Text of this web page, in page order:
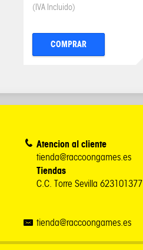
(IVA Incluido)
COMPRAR
Atencion al cliente
tienda@raccoongames.es
Tiendas
C.C. Torre Sevilla 623101377
tienda@raccoongames.es